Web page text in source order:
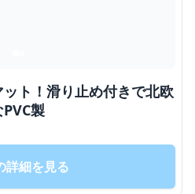
ト！滑り止め付きで北欧
製
詳細を見る